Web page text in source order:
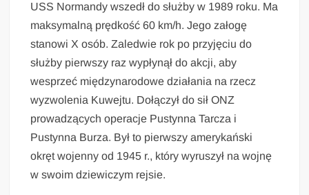
USS Normandy wszedł do służby w 1989 roku. Ma
maksymalną prędkość 60 km/h. Jego załogę
stanowi X osób. Zaledwie rok po przyjęciu do
służby pierwszy raz wypłynął do akcji, aby
wesprzeć międzynarodowe działania na rzecz
wyzwolenia Kuwejtu. Dołączył do sił ONZ
prowadzących operacje Pustynna Tarcza i
Pustynna Burza. Był to pierwszy amerykański
okręt wojenny od 1945 r., który wyruszył na wojnę
w swoim dziewiczym rejsie.